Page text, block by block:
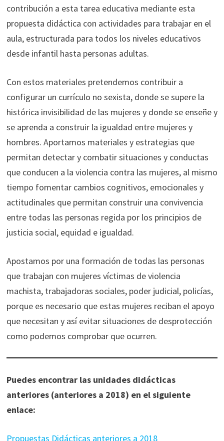
contribución a esta tarea educativa mediante esta
propuesta didáctica con actividades para trabajar en el
aula, estructurada para todos los niveles educativos
desde infantil hasta personas adultas.
Con estos materiales pretendemos contribuir a
configurar un currículo no sexista, donde se supere la
histórica invisibilidad de las mujeres y donde se enseñe y
se aprenda a construir la igualdad entre mujeres y
hombres. Aportamos materiales y estrategias que
permitan detectar y combatir situaciones y conductas
que conducen a la violencia contra las mujeres, al mismo
tiempo fomentar cambios cognitivos, emocionales y
actitudinales que permitan construir una convivencia
entre todas las personas regida por los principios de
justicia social, equidad e igualdad.
Apostamos por una formación de todas las personas
que trabajan con mujeres víctimas de violencia
machista, trabajadoras sociales, poder judicial, policías,
porque es necesario que estas mujeres reciban el apoyo
que necesitan y así evitar situaciones de desprotección
como podemos comprobar que ocurren.
Puedes encontrar las unidades didácticas
anteriores (anteriores a 2018) en el siguiente
enlace:
Propuestas Didácticas anteriores a 2018